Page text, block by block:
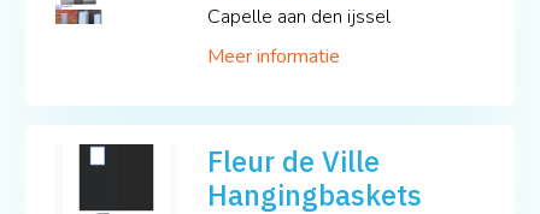
Capelle aan den ijssel
Meer informatie
Fleur de Ville
Hangingbaskets